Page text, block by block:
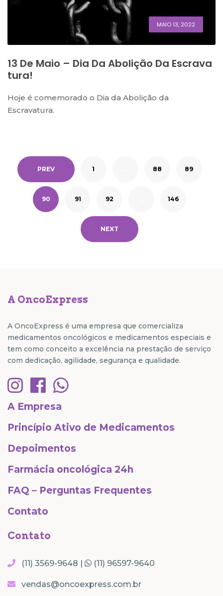
MAIO 13, 2022
13 De Maio – Dia Da Abolição Da Escrava
Tura!
Hoje é comemorado o Dia da Abolição da
Escravatura.
PREV 1 88 89
90 91 92 146
NEXT
A OncoExpress
A OncoExpress é uma empresa que comercializa
medicamentos oncológicos e medicamentos especiais e
tem como conceito a excelência na prestação de serviço
com dedicação, agilidade, segurança e qualidade.
A Empresa
Princípio Ativo de Medicamentos
Depoimentos
Farmácia oncológica 24h
FAQ – Perguntas Frequentes
Contato
Contato
(11) 3569-9648 | (11) 96597-9640
vendas@oncoexpress.com.br